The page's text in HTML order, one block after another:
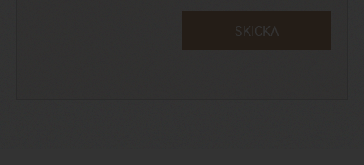
SKICKA